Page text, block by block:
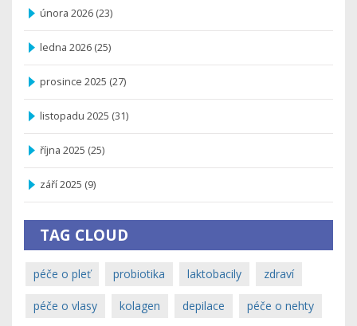
února 2026 (23)
ledna 2026 (25)
prosince 2025 (27)
listopadu 2025 (31)
října 2025 (25)
září 2025 (9)
TAG CLOUD
péče o pleť probiotika laktobacily zdraví
péče o vlasy kolagen depilace péče o nehty